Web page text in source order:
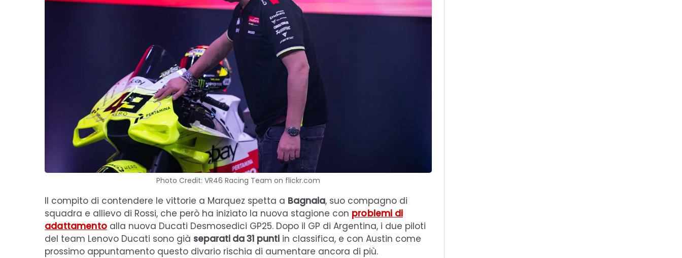
Photo Credit: VR46 Racing Team on flickr.com
Il compito di contendere le vittorie a Marquez spetta a Bagnaia, suo compagno di
squadra e allievo di Rossi, che però ha iniziato la nuova stagione con problemi di
adattamentoalla nuova Ducati Desmosedici GP25. Dopo il GP di Argentina, i due piloti
del team Lenovo Ducati sono già separati da 31 punti in classifica, e con Austin come
prossimo appuntamento questo divario rischia di aumentare ancora di più.